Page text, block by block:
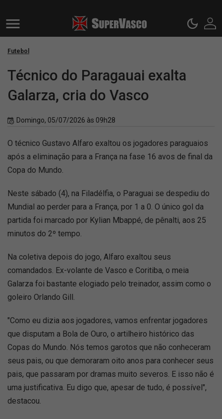
Futebol
Técnico do Paragauai exalta
Galarza, cria do Vasco
Domingo, 05/07/2026 às 09h28
O técnico Gustavo Alfaro exaltou os jogadores paraguaios
após a eliminação para a França na fase 16 avos de final da
Copa do Mundo.
Neste sábado (4), na Filadélfia, o Paraguai se despediu do
Mundial ao perder para a França, por 1 a 0. O único gol da
partida foi marcado por Kylian Mbappé, de pênalti, aos 25
minutos do 2º tempo.
Na coletiva depois do jogo, Alfaro exaltou seus
comandados. Ex-volante de Vasco e Coritiba, o meia
Galarza foi bastante elogiado pelo treinador, assim como o
goleiro Orlando Gill.
"Como eu dizia aos jogadores, vamos enfrentar jogadores
que disputam a Bola de Ouro, o artilheiro histórico das
Copas do Mundo. Nós temos garotos que não conheceram
seus pais, ou que demoraram oito anos para conhecer seus
pais, que passaram por dramas muito severos. E isso não é
uma justificativa. Eu digo que, apesar de tudo, é possível",
destacou.